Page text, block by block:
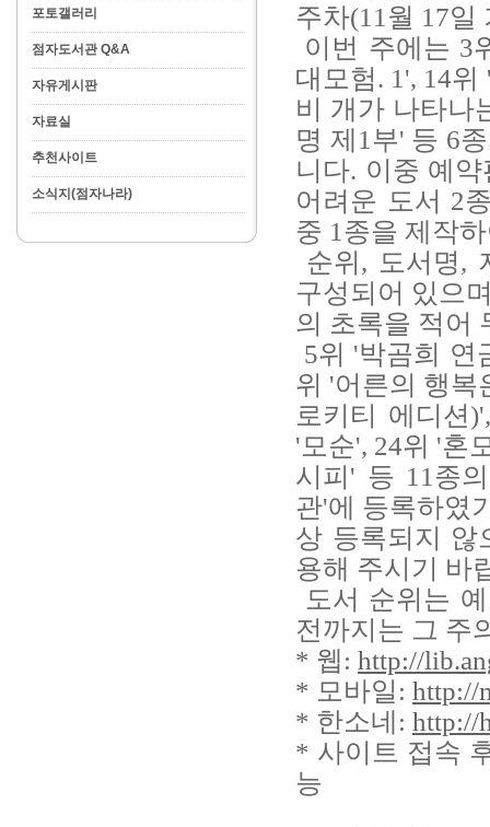
포토갤러리
점자도서관 Q&A
자유게시판
자료실
추천사이트
소식지(점자나라)
주차(11월 17일
이번 주에는 3
대모험. 1', 14
비 개가 나타나
명 제1부' 등 6
니다. 이중 예
어려운 도서 2
중 1종을 제작
순위, 도서명,
구성되어 있으
의 초록을 적어
5위 '박곰희 연
위 '어른의 행복
로키티 에디션
'모순', 24위 '혼
시피' 등 11종
관'에 등록하였
상 등록되지 않
용해 주시기 바
도서 순위는
전까지는 그 주
* 웹: http://
* 모바일: http://
* 한소네: http://
* 사이트 접속
능